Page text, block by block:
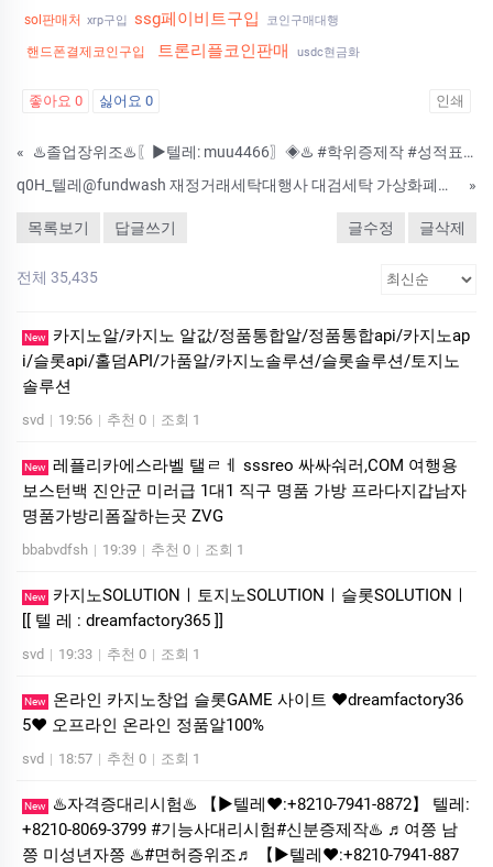
sol판매처 xrp구입 ssg페이비트구입 코인구매대행
핸드폰결제코인구입 트론리플코인판매 usdc현금화
좋아요 0 싫어요 0 인쇄
«
♨️졸업장위조♨️〖▶텔레: muu4466〗◈♨️ #학위증제작 #성적표위조 #성적표제작 #가족관계증명서위조 #졸업증명서제작 ♨️ 수정업체-제작업체-위조업체-대리시험 ▣ 고객님께 철통 보안과 안전한 시스템으로 완벽한 증명서를
q0H_텔레@fundwash 재정거래세탁대행사 대검세탁 가상화폐자금세탁 환치기 아프리카tv돈세탁 카지노세탁 골드바세탁현금화 돈세탁방법_w2B
»
목록보기 답글쓰기 글수정 글삭제
전체 35,435
New
카지노알/카지노 알값/정품통합알/정품통합api/카지노ap
i/슬롯api/홀덤API/가품알/카지노솔루션/슬롯솔루션/토지노
솔루션
svd | 19:56 | 추천 0 | 조회 1
New 레플리카에스라벨 탤ㄹㅔ sssreo 싸싸숴러,COM 여행용
보스턴백 진안군 미러급 1대1 직구 명품 가방 프라다지갑남자
명품가방리폼잘하는곳 ZVG
bbabvdfsh | 19:39 | 추천 0 | 조회 1
New
카­지노SOLUTIONㅣ토지노SOLUTIONㅣ슬롯SOLUTIONㅣ
[[ 텔 레 : dreamfactory365 ]]
svd | 19:33 | 추천 0 | 조회 1
New
온라인 카지노창업 슬롯GAME 사이트 ❤dreamfactory36
5❤ 오프라인 온라인 정품알100%
svd | 18:57 | 추천 0 | 조회 1
New
♨️자격증대리시험♨️ 【▶텔레♥:+8210-7941-8872】 텔레:
+8210-8069-3799 #기능사대리시험#신분증제작♨️ ♬여쯩 남
쯩 미성년자쯩 ♨️#면허증위조♬ 【▶텔레♥:+8210-7941-887